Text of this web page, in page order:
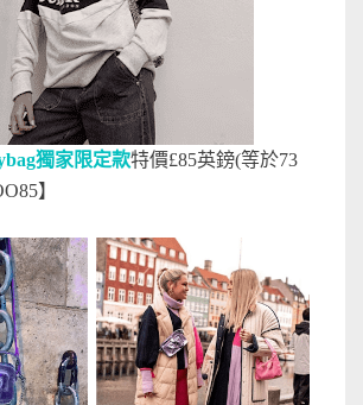
獨家限定款特價£85英鎊(等於73
】